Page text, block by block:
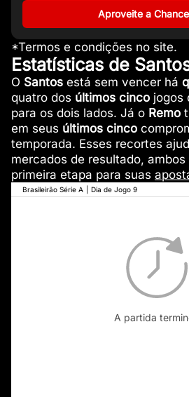
Aproveite a
*Termos e condições no site.
Estatísticas de
O Santosestá sem vencer há
quatro dos últimos cincojogos
para os dois lados. Já o Remo
em seus últimos cinco
temporada. Esses recortes
mercados de resultado,
primeira etapa para suas
Brasileirão Série A Dia de Jogo 9
A partida